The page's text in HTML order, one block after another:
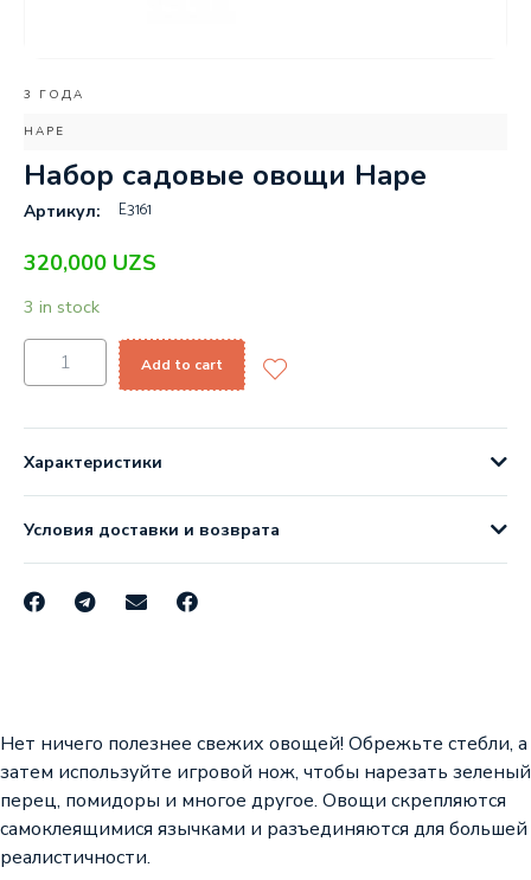
3 ГОДА
HAPE
Набор садовые овощи Hape
Артикул: E3161
320,000 UZS
3 in stock
Add to cart
Характеристики
Условия доставки и возврата
Нет ничего полезнее свежих овощей! Обрежьте стебли, а
затем используйте игровой нож, чтобы нарезать зеленый
перец, помидоры и многое другое. Овощи скрепляются
самоклеящимися язычками и разъединяются для большей
реалистичности.